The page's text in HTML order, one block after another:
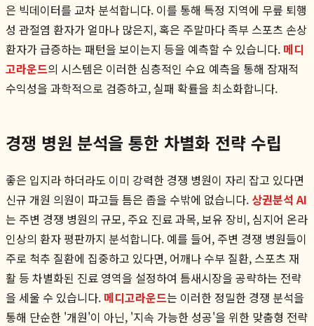
은 빅데이터를 교차 분석합니다. 이를 통해 특정 지역에 무릎 퇴행
성 관절염 환자가 얼마나 많은지, 혹은 주말마다 족부 스포츠 손상
환자가 급증하는 패턴을 보이는지 등을 예측할 수 있습니다. 메디
고라운드의 시스템은 이러한 심층적인 수요 예측을 통해 잠재적
수익성을 과학적으로 검증하고, 실패 확률을 최소화합니다.
경쟁 병원 분석을 통한 차별화 전략 수립
좋은 입지라 하더라도 이미 강력한 경쟁 병원이 자리 잡고 있다면
신규 개원 의원이 파고들 틈은 좁을 수밖에 없습니다. 상권분석 AI
는 주변 경쟁 병원의 규모, 주요 진료 과목, 보유 장비, 심지어 온라
인상의 환자 평판까지 분석합니다. 예를 들어, 주변 경쟁 병원들이
주로 척추 질환에 집중하고 있다면, 어깨나 수부 질환, 스포츠 재
활 등 차별화된 진료 영역을 설정하여 틈새시장을 공략하는 전략
을 세울 수 있습니다. 메디고라운드는 이러한 정밀한 경쟁 분석을
통해 단순한 '개원'이 아닌, '지속 가능한 성공'을 위한 맞춤형 전략